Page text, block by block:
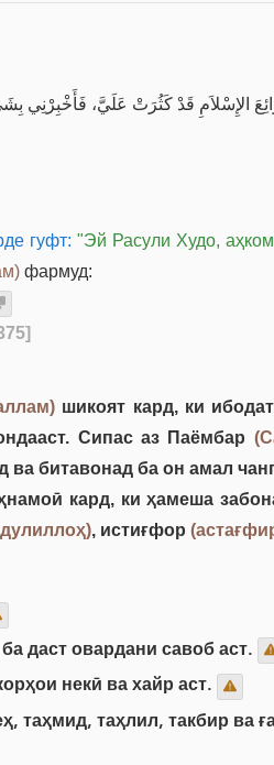
الإِسْلاَمِ قَدْ كَثُرَتْ عَلَيَّ، فَأَخْبِرْنِي
гуфт: "Эй Расули Худо,
фармуд:
шикоят кард, ки
Сипас аз Паёмбар
битавонад ба он амал
кард, ки ҳамеша
, истиғфор
даст овардани савоб аст.
некӣ ва хайр аст.
таҳмид, таҳлил, такбир ва